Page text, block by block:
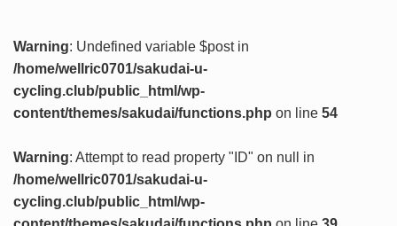
Warning: Undefined variable $post in
/home/wellric0701/sakudai-u-
cycling.club/public_html/wp-
content/themes/sakudai/functions.php on line 54
Warning: Attempt to read property "ID" on null in
/home/wellric0701/sakudai-u-
cycling.club/public_html/wp-